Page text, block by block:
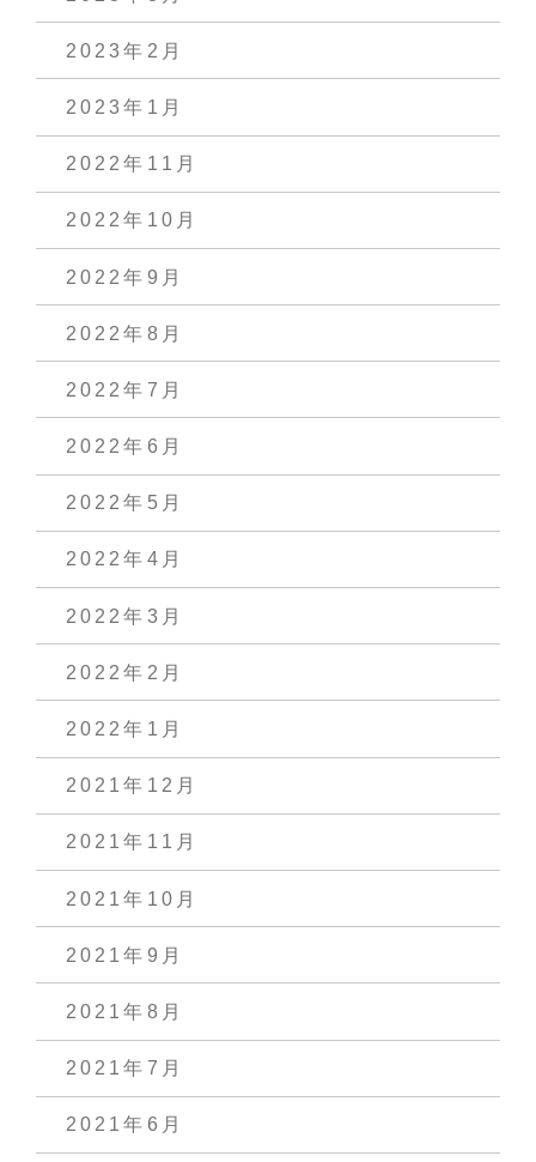
2023年2月
2023年1月
2022年11月
2022年10月
2022年9月
2022年8月
2022年7月
2022年6月
2022年5月
2022年4月
2022年3月
2022年2月
2022年1月
2021年12月
2021年11月
2021年10月
2021年9月
2021年8月
2021年7月
2021年6月